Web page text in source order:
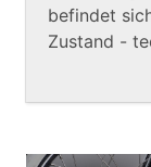
befindet
Zustand -